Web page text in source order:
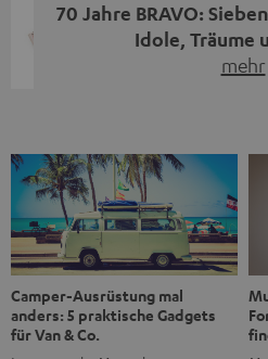
70 Jahre BRAVO:
Idole, Träume
mehr
1956 begleitet das Magazin
Pop, kleine Schwärmereien
Jubiläum werfen wir einen Blick
Jugendmarke: Wie die BRAVO
Camper-Ausrüstung mal
anders: 5 praktische Gadgets
für Van & Co.